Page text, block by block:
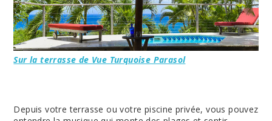
Sur la terrasse de Vue Turquoise Parasol
Depuis votre terrasse ou votre piscine privée, vous pouvez